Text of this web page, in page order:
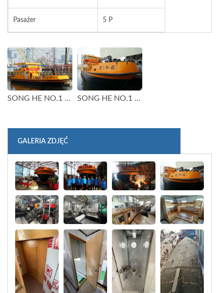
Pasażer 5 P
SONG HE NO.1 100GT Tankowiec łodzi SONG HE NO.1 100GT Tankowiec łodzi
GALERIA ZDJĘĆ